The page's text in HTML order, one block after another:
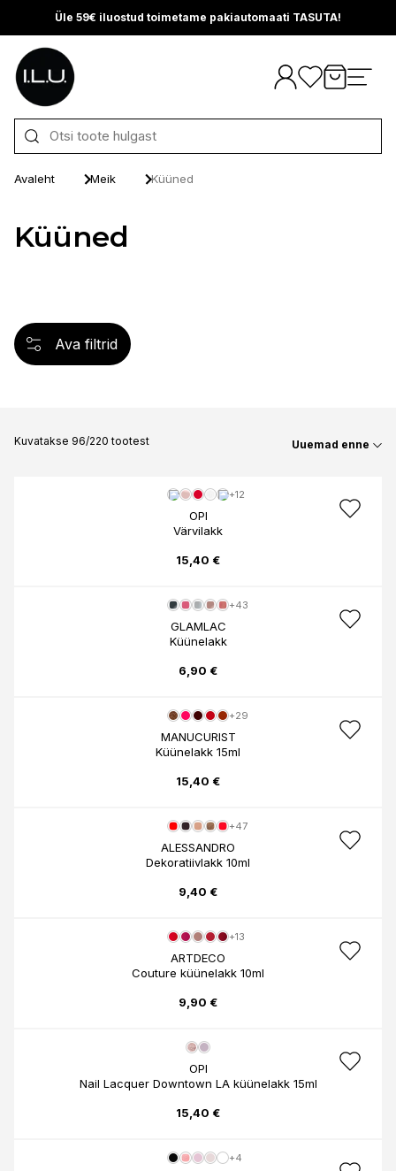
Üle 59€ iluostud toimetame pakiautomaati TASUTA!
Otse sisu juurde
Avaleht Meik Küüned
Küüned
Ava filtrid
Kuvatakse 96/220 tootest Uuemad enne
+12
OPI
Värvilakk
15,40 €
+43
GLAMLAC
Küünelakk
6,90 €
+29
MANUCURIST
Küünelakk 15ml
15,40 €
+47
ALESSANDRO
Dekoratiivlakk 10ml
9,40 €
+13
ARTDECO
Couture küünelakk 10ml
9,90 €
OPI
Nail Lacquer Downtown LA küünelakk 15ml
15,40 €
+4